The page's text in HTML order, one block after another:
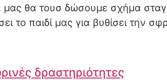
θα τουσ δώσουμε σχήμα
το παιδί μας για βυθίσει την
δραστηριότητες